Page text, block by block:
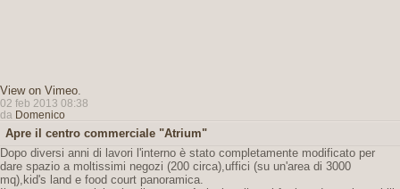
View on Vimeo.
02 feb 2013 08:38
da Domenico
Apre il centro commerciale "Atrium"
Dopo diversi anni di lavori l'interno è stato completamente modificato per
dare spazio a moltissimi negozi (200 circa),uffici (su un'area di 3000
mq),kid's land e food court panoramica.